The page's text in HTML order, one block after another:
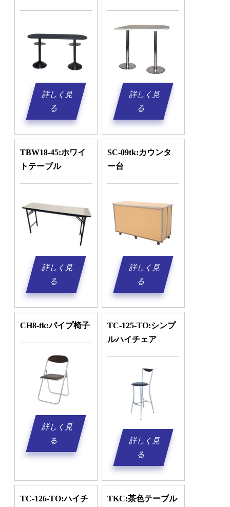
詳しく見
る
詳しく見
る
TBW18-45:ホワイ
トテーブル
詳しく見
る
SC-09tk:カウンタ
ー台
詳しく見
る
CH8-tk:パイプ椅子
詳しく見
る
TC-125-TO:シンプ
ルハイチェア
詳しく見
る
TC-126-TO:ハイチ
TKC:茶色テーブル